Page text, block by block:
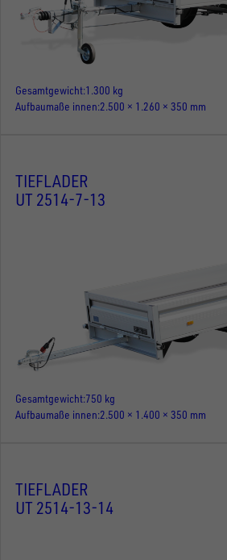
Gesamtgewicht 1.300 kg
Aufbaumaße innen 2.500 × 1.260 × 350 mm
TIEFLADER
UT 2514-7-13
Gesamtgewicht 750 kg
Aufbaumaße innen 2.500 × 1.400 × 350 mm
TIEFLADER
UT 2514-13-14